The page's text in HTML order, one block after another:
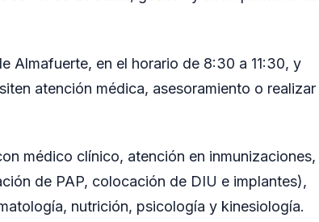
Almafuerte, en el horario de 8:30 a 11:30, y
atención médica, asesoramiento o realizar
médico clínico, atención en inmunizaciones,
de PAP, colocación de DIU e implantes),
nutrición, psicología y kinesiología.